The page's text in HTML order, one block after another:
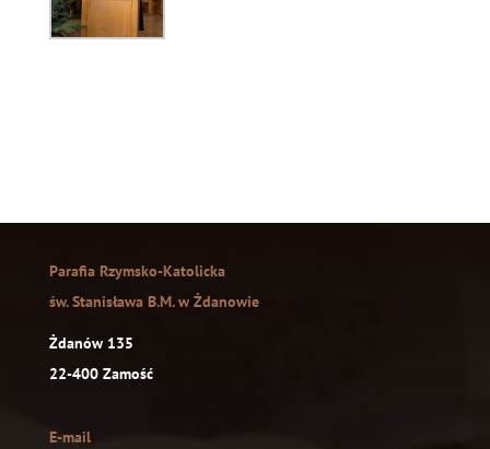
Parafia Rzymsko-Katolicka
św. Stanisława B.M. w Żdanowie
Żdanów 135
22-400 Zamość
E-mail